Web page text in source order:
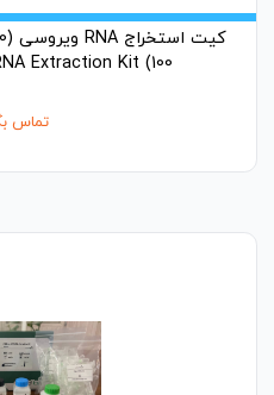
Extraction Kit (100)
تماس